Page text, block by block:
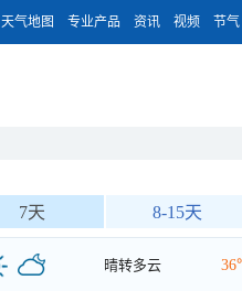
天气地图 专业产品 资讯 视频 节气
7天 8-15天
晴转多云